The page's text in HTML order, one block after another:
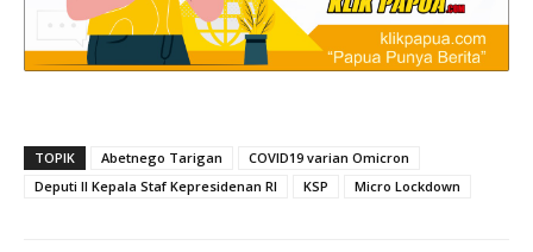
TOPIK Abetnego Tarigan
COVID19 varian Omicron
Deputi II Kepala Staf Kepresidenan RI
KSP Micro Lockdown